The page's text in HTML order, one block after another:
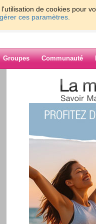
de cookies pour
ces paramètres.
Groupes Communauté
51 - 60 »
56 57 58 59 60
11